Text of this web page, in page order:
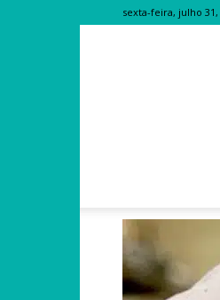
sexta-feira, julho 31,